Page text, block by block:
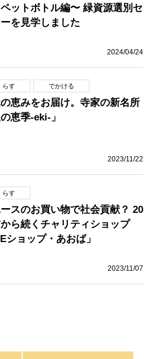
ットボトル編〜 緑資源選別セ
を見学しました
2024/04/24
らす でかける
恵みをお届け。寺家の新名所
の恵季-eki-」
2023/11/22
らす
ースのお買い物で社会貢献？ 20
ら続くチャリティショップ
ショップ・あおば」
2023/11/07